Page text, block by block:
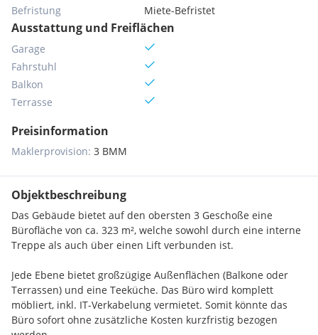
Befristung
Miete-Befristet
Ausstattung und Freiflächen
Garage
Fahrstuhl
Balkon
Terrasse
Preisinformation
Maklerprovision: 3 BMM
Objektbeschreibung
Das Gebäude bietet auf den obersten 3 Geschoße eine
Bürofläche von ca. 323 m², welche sowohl durch eine interne
Treppe als auch über einen Lift verbunden ist.
Jede Ebene bietet großzügige Außenflächen (Balkone oder
Terrassen) und eine Teeküche. Das Büro wird komplett
möbliert, inkl. IT-Verkabelung vermietet. Somit könnte das
Büro sofort ohne zusätzliche Kosten kurzfristig bezogen